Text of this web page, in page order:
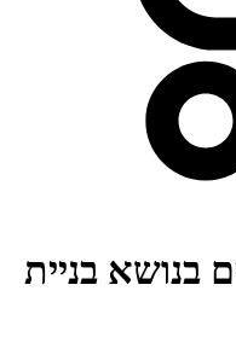
בנושא בניית